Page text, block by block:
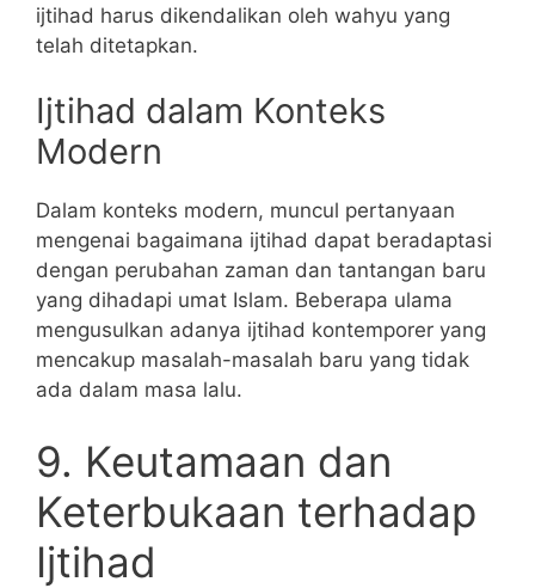
ijtihad harus dikendalikan oleh wahyu yang
telah ditetapkan.
Ijtihad dalam Konteks
Modern
Dalam konteks modern, muncul pertanyaan
mengenai bagaimana ijtihad dapat beradaptasi
dengan perubahan zaman dan tantangan baru
yang dihadapi umat Islam. Beberapa ulama
mengusulkan adanya ijtihad kontemporer yang
mencakup masalah-masalah baru yang tidak
ada dalam masa lalu.
9. Keutamaan dan
Keterbukaan terhadap
Ijtihad